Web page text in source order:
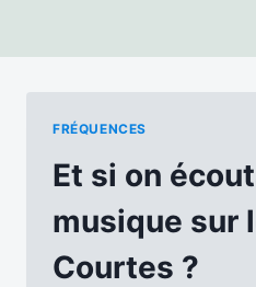
FRÉQUENCES
Et si on
musique sur
Courtes ?